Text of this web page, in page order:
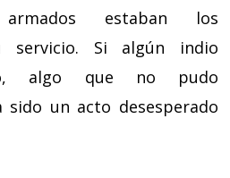
estaban los
servicio. Si algún indio
algo que no pudo
sido un acto desesperado